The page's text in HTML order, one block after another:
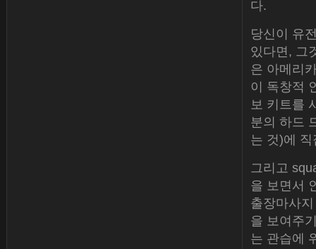
다.
당신이 유
있다면, 그
은 아메리
이 독창적
보 키트를
분의 하드
는 것)에
그리고
을 보면서
출장마사
을 보여주
는 관습에